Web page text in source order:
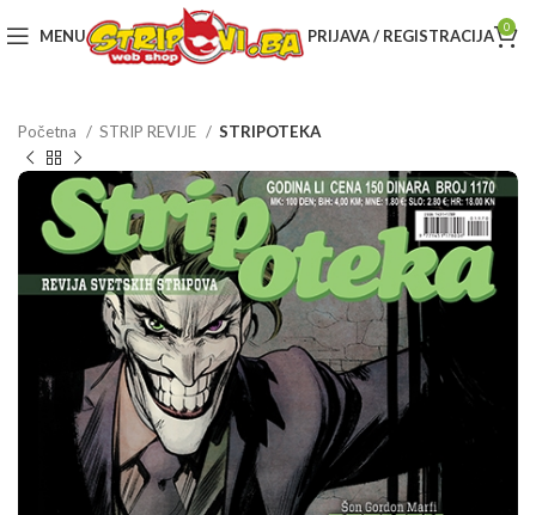
MENU PRIJAVA / REGISTRACIJA 0
Početna STRIP REVIJE STRIPOTEKA